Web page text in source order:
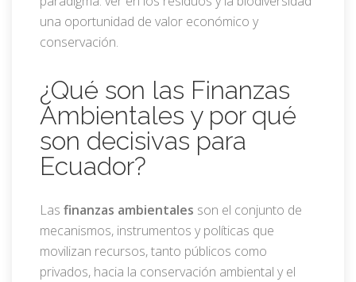
una oportunidad de valor económico y
conservación.
¿Qué son las Finanzas
Ambientales y por qué
son decisivas para
Ecuador?
Las finanzas ambientales son el conjunto de
mecanismos, instrumentos y políticas que
movilizan recursos, tanto públicos como
privados, hacia la conservación ambiental y el